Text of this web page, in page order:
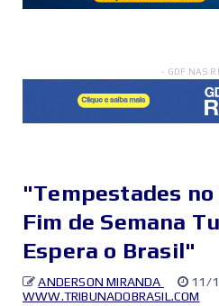
- GDF NAS
"Tempestades no
Fim de Semana
Espera o Brasil"
ANDERSON MIRANDA
11/
WWW.TRIBUNADOBRASIL.COM